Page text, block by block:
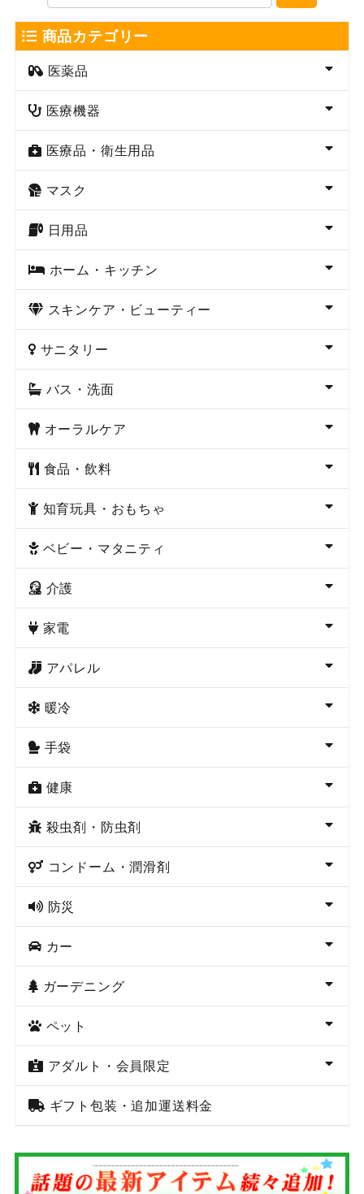
商品カテゴリー
医薬品
医療機器
医療品・衛生用品
マスク
日用品
ホーム・キッチン
スキンケア・ビューティー
サニタリー
バス・洗面
オーラルケア
食品・飲料
知育玩具・おもちゃ
ベビー・マタニティ
介護
家電
アパレル
暖冷
手袋
健康
殺虫剤・防虫剤
コンドーム・潤滑剤
防災
カー
ガーデニング
ペット
アダルト・会員限定
ギフト包装・追加運送料金